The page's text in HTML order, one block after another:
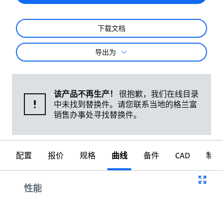
下载文档
导出为
该产品不再生产！
很抱歉，我们在线目录
中未找到替换件。请您联系当地的格兰富
销售办事处寻找替换件。
配置 报价 规格 曲线 备件 CAD 制图
性能